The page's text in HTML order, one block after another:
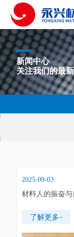
新闻中心
关注我们的最
2025-09-03
材料人的振奋
了解更多